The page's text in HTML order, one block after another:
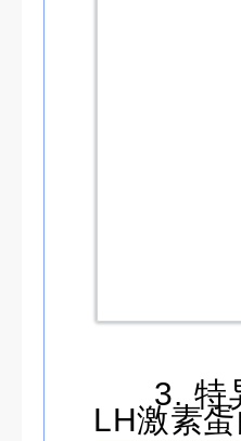
3. 特
LH激素